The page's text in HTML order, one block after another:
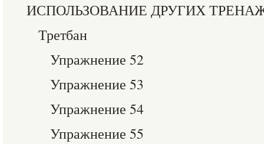
ИСПОЛЬЗОВАНИЕ ДРУГИХ
Третбан
Упражнение 52
Упражнение 53
Упражнение 54
Упражнение 55